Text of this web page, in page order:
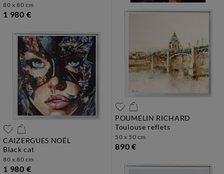
80 x 80 cm
1 980 €
CAIZERGUES NOËL
black cat
80 x 80 cm
1 980 €
POUMELIN RICHARD
toulouse reflets
50 x 50 cm
890 €